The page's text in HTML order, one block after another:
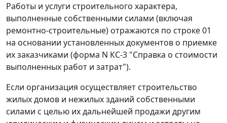
Работы и услуги строительного характера,
выполненные собственными силами (включая
ремонтно-строительные) отражаются по строке 01
на основании установленных документов о приемке
их заказчиками (форма N КС-3 "Справка о стоимости
выполненных работ и затрат").
Если организация осуществляет строительство
жилых домов и нежилых зданий собственными
силами с целью их дальнейшей продажи другим